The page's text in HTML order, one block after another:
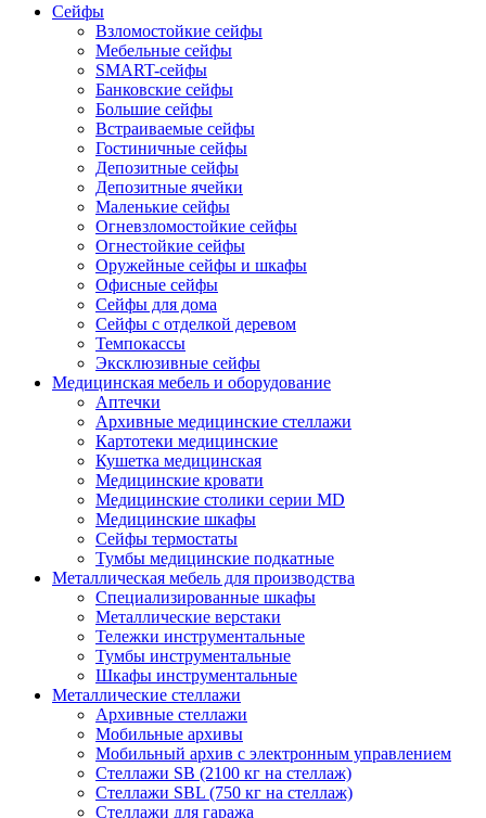
Сейфы
Взломостойкие сейфы
Мебельные сейфы
SMART-сейфы
Банковские сейфы
Большие сейфы
Встраиваемые сейфы
Гостиничные сейфы
Депозитные сейфы
Депозитные ячейки
Маленькие сейфы
Огневзломостойкие сейфы
Огнестойкие сейфы
Оружейные сейфы и шкафы
Офисные сейфы
Сейфы для дома
Сейфы с отделкой деревом
Темпокассы
Эксклюзивные сейфы
Медицинская мебель и оборудование
Аптечки
Архивные медицинские стеллажи
Картотеки медицинские
Кушетка медицинская
Медицинские кровати
Медицинские столики серии MD
Медицинские шкафы
Сейфы термостаты
Тумбы медицинские подкатные
Металлическая мебель для производства
Cпециализированные шкафы
Металлические верстаки
Тележки инструментальные
Тумбы инструментальные
Шкафы инструментальные
Металлические стеллажи
Архивные стеллажи
Мобильные архивы
Мобильный архив с электронным управлением
Стеллажи SB (2100 кг на стеллаж)
Стеллажи SBL (750 кг на стеллаж)
Стеллажи для гаража